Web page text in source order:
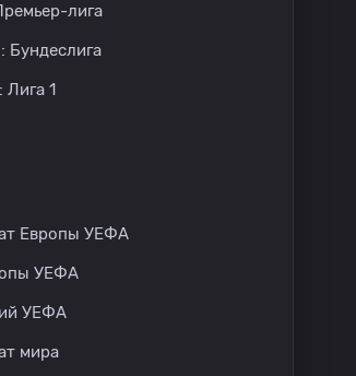
лига
Бундеслига
1
Европы УЕФА
УЕФА
УЕФА
мира